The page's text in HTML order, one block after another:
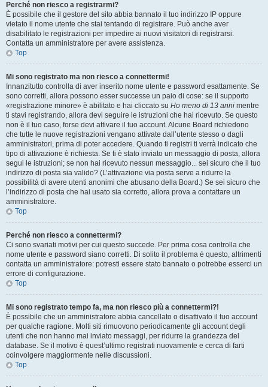
Perché non riesco a registrarmi?
È possibile che il gestore del sito abbia bannato il tuo indirizzo IP oppure
vietato il nome utente che stai tentando di registrare. Può anche aver
disabilitato le registrazioni per impedire ai nuovi visitatori di registrarsi.
Contatta un amministratore per avere assistenza.
Top
Mi sono registrato ma non riesco a connettermi!
Innanzitutto controlla di aver inserito nome utente e password esattamente. Se
sono corretti, allora possono esser successe un paio di cose: se il supporto
«registrazione minore» è abilitato e hai cliccato su Ho meno di 13 anni mentre
ti stavi registrando, allora devi seguire le istruzioni che hai ricevuto. Se questo
non è il tuo caso, forse devi attivare il tuo account. Alcune Board richiedono
che tutte le nuove registrazioni vengano attivate dall’utente stesso o dagli
amministratori, prima di poter accedere. Quando ti registri ti verrà indicato che
tipo di attivazione è richiesta. Se ti è stato inviato un messaggio di posta, allora
segui le istruzioni; se non hai ricevuto nessun messaggio... sei sicuro che il tuo
indirizzo di posta sia valido? (L’attivazione via posta serve a ridurre la
possibilità di avere utenti anonimi che abusano della Board.) Se sei sicuro che
l’indirizzo di posta che hai usato sia corretto, allora prova a contattare un
amministratore.
Top
Perché non riesco a connettermi?
Ci sono svariati motivi per cui questo succede. Per prima cosa controlla che
nome utente e password siano corretti. Di solito il problema è questo, altrimenti
contatta un amministratore: potresti essere stato bannato o potrebbe esserci un
errore di configurazione.
Top
Mi sono registrato tempo fa, ma non riesco più a connettermi?!
È possibile che un amministratore abbia cancellato o disattivato il tuo account
per qualche ragione. Molti siti rimuovono periodicamente gli account degli
utenti che non hanno mai inviato messaggi, per ridurre la grandezza del
database. Se il motivo è quest’ultimo registrati nuovamente e cerca di farti
coinvolgere maggiormente nelle discussioni.
Top